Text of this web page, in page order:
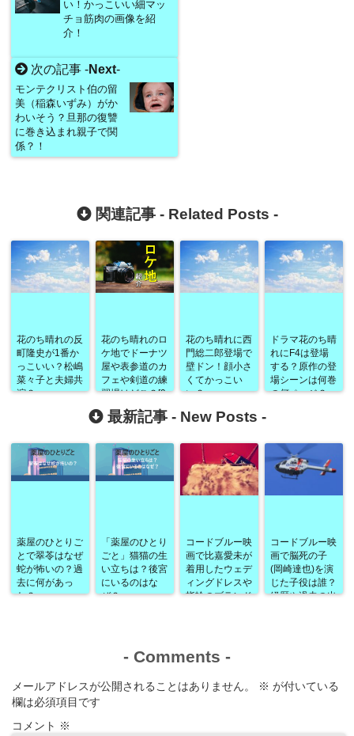
い！かっこいい細マッ
チョ筋肉の画像を紹
介！
次の記事 -Next-
モンテクリスト伯の留
美（稲森いずみ）がか
わいそう？旦那の復讐
に巻き込まれ親子で関
係？！
関連記事 - Related Posts -
花のち晴れの反
町隆史が1番か
っこいい？松嶋
菜々子と夫婦共
演？
花のち晴れのロ
ケ地でドーナツ
屋や表参道のカ
フェや剣道の練
習場はどこ？[9
話]
花のち晴れに西
門総二郎登場で
壁ドン！顔小さ
くてかっこい
い？
ドラマ花のち晴
れにF4は登場
する？原作の登
場シーンは何巻
の何ページ？
最新記事 - New Posts -
薬屋のひとりご
とで翠苓はなぜ
蛇が怖いの？過
去に何があっ
た？
「薬屋のひとり
ごと」猫猫の生
い立ちは？後宮
にいるのはな
ぜ？
コードブルー映
画で比嘉愛未が
着用したウェデ
ィングドレスや
指輪のブランド
コードブルー映
画で脳死の子
(岡崎達也)を演
じた子役は誰？
経歴や過去の出
- Comments -
メールアドレスが公開されることはありません。 ※ が付いている
欄は必須項目です
コメント ※